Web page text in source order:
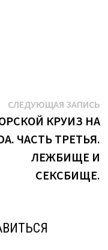
СЛЕДУЮЩАЯ ЗАПИСЬ
КРУИЗ НА
ЧАСТЬ ТРЕТЬЯ.
ЛЕЖБИЩЕ И
СЕКСБИЩЕ.